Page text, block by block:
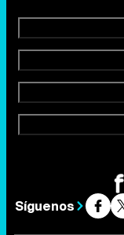
Síguenos